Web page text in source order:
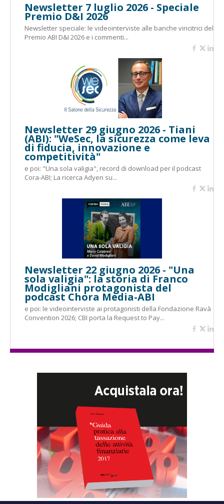
Newsletter 7 luglio 2026 - Speciale
Premio D&I 2026
Newsletter speciale: le videointerviste alle banche vincitrici del
Premio ABI D&I 2026 e i commenti...
Newsletter 29 giugno 2026 - Tiani
(ABI): "WeSec, la sicurezza come leva
di fiducia, innovazione e
competitività"
e poi: "Una sola valigia", record di download per il podcast
Cora-ABI; La ricerca Adyen su...
Newsletter 22 giugno 2026 - "Una
sola valigia": la storia di Franco
Modigliani protagonista del
podcast Chora Media-ABI
e poi: le videointerviste ai protagonisti della Fondazione Ravà
Convention 2026; CBI porta la Request to Pay...